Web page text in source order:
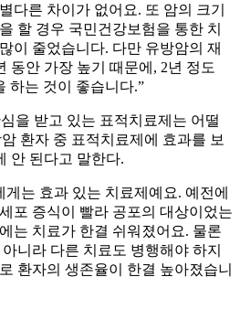
다른 차이가 없어요. 또 암의 크기
할 경우 국민건강보험을 통한 치
이 줄었습니다. 다만 유방암의 재
동안 가장 높기 때문에, 2년 정도
하는 것이 좋습니다.”
을 받고 있는 표적치료제는 어떨
환자 중 표적치료제에 효과를 보
안 된다고 말한다.
게는 효과 있는 치료제예요. 예전에
포 증식이 빨라 공포의 대상이었는
는 치료가 한결 쉬워졌어요. 물론
니라 다른 치료도 병행해야 하지
환자의 생존율이 한결 높아졌습니